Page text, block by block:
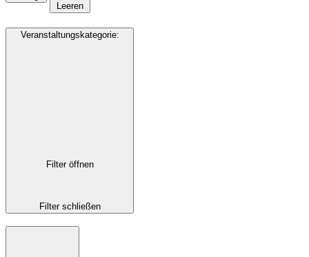
Leeren
Veranstaltungskategorie:
Filter öffnen
Filter schließen